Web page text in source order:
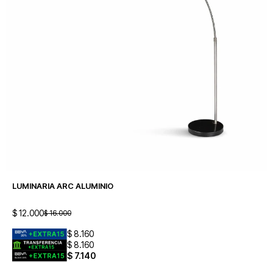
LUMINARIA ARC ALUMINIO
$12.000$ 16.000
$8.160
$8.160
$ 7.140